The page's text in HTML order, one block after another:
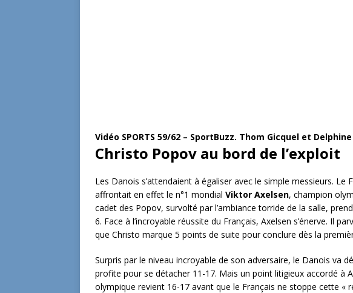
Vidéo SPORTS 59/62 – SportBuzz. Thom Gicquel et
Christo Popov au bord de l’exploit
Les Danois s’attendaient à égaliser avec le simple messieurs. Le
affrontait en effet le n°1 mondial Viktor Axelsen, champion
cadet des Popov, survolté par l’ambiance torride de la salle,
6. Face à l’incroyable réussite du Français, Axelsen s’énerve. Il
que Christo marque 5 points de suite pour conclure dès la
Surpris par le niveau incroyable de son adversaire, le Danois va
profite pour se détacher 11-17. Mais un point litigieux accordé à
olympique revient 16-17 avant que le Français ne stoppe cette «